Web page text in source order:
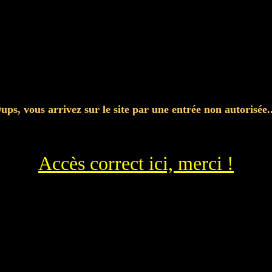
vous arrivez sur le site par une entrée non
Accès correct ici, merci !